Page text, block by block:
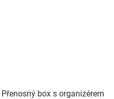
Přenosný box s organizérem